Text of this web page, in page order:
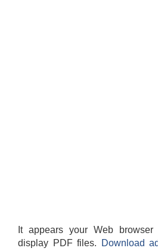
It appears your Web
display PDF files.
Download